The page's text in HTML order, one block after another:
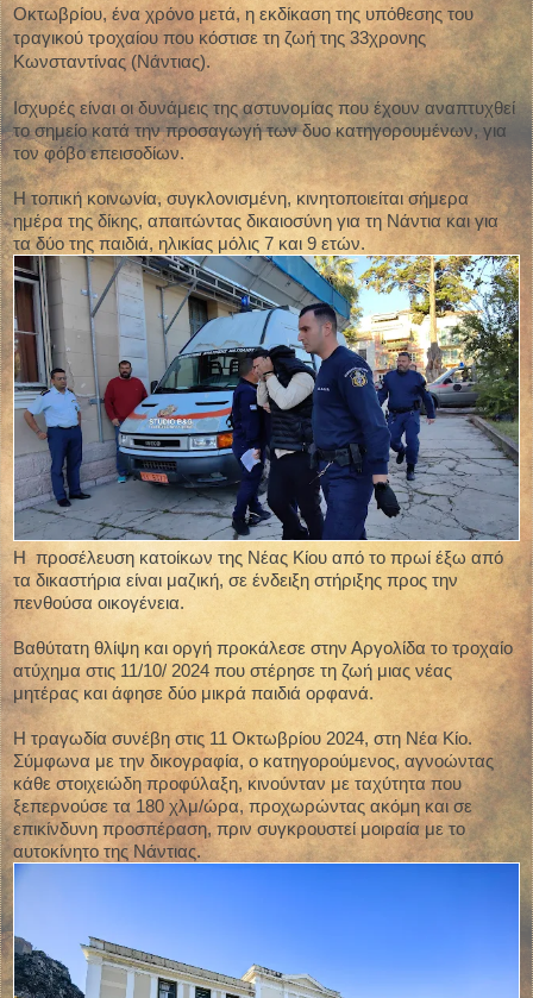
Οκτωβρίου, ένα χρόνο μετά, η εκδίκαση της υπόθεσης του
τραγικού τροχαίου που κόστισε τη ζωή της 33χρονης
Κωνσταντίνας (Νάντιας).
Ισχυρές είναι οι δυνάμεις της αστυνομίας που έχουν αναπτυχθεί
το σημείο κατά την προσαγωγή των δυο κατηγορουμένων, για
τον φόβο επεισοδίων.
Η τοπική κοινωνία, συγκλονισμένη, κινητοποιείται σήμερα
ημέρα της δίκης, απαιτώντας δικαιοσύνη για τη Νάντια και για
τα δύο της παιδιά, ηλικίας μόλις 7 και 9 ετών.
Η προσέλευση κατοίκων της Νέας Κίου από το πρωί έξω από
τα δικαστήρια είναι μαζική, σε ένδειξη στήριξης προς την
πενθούσα οικογένεια.
Βαθύτατη θλίψη και οργή προκάλεσε στην Αργολίδα το τροχαίο
ατύχημα στις 11/10/ 2024 που στέρησε τη ζωή μιας νέας
μητέρας και άφησε δύο μικρά παιδιά ορφανά.
Η τραγωδία συνέβη στις 11 Οκτωβρίου 2024, στη Νέα Κίο.
Σύμφωνα με την δικογραφία, ο κατηγορούμενος, αγνοώντας
κάθε στοιχειώδη προφύλαξη, κινούνταν με ταχύτητα που
ξεπερνούσε τα 180 χλμ/ώρα, προχωρώντας ακόμη και σε
επικίνδυνη προσπέραση, πριν συγκρουστεί μοιραία με το
αυτοκίνητο της Νάντιας.